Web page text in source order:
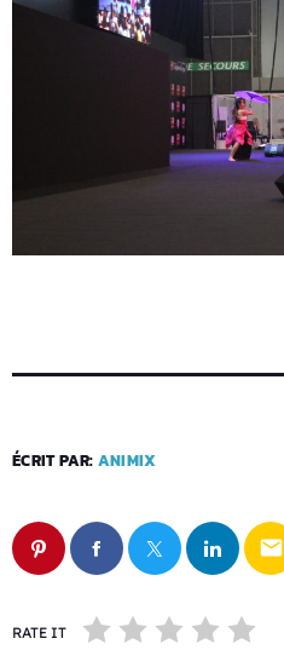
ÉCRIT PAR: ANIMIX
email
RATE IT